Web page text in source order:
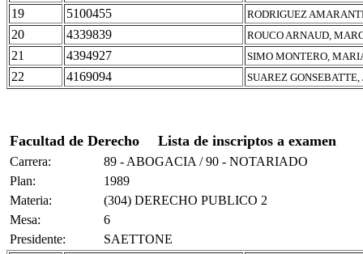
19 5100455 RODRIGUEZ
20 4339839 ROUCO ARNAUD,
21 4394927 SIMO MONTERO,
22 4169094 SUAREZ
Facultad de Derecho Lista de inscriptos a examen
Carrera:
89 - ABOGACIA / 90 - NOTARIADO
Plan:
1989
Materia:
(304) DERECHO PUBLICO 2
Mesa:
6
Presidente:
SAETTONE